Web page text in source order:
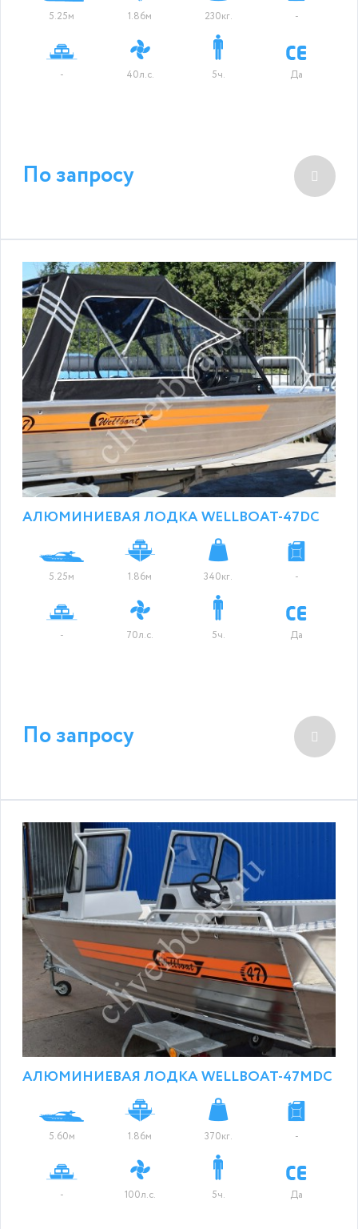
5.25м 1.86м 230кг. -
- 40л.с. 5ч. Да
По запросу
АЛЮМИНИЕВАЯ ЛОДКА WELLBOAT-47DC
5.25м 1.86м 340кг. -
- 70л.с. 5ч. Да
По запросу
АЛЮМИНИЕВАЯ ЛОДКА WELLBOAT-47МDC
5.60м 1.86м 370кг. -
- 100л.с. 5ч. Да